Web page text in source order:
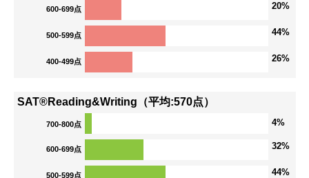
600-699点 20%
500-599点 44%
400-499点 26%
SAT®Reading&Writing（平均:570点）
700-800点 4%
600-699点 32%
500-599点 44%